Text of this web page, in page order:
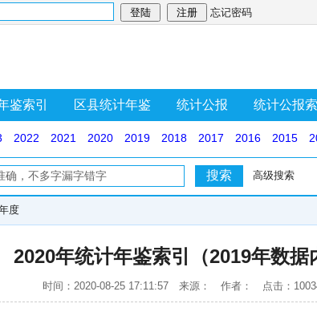
忘记密码
鉴索引 区县统计年鉴 统计公报 统计公报索
2022 2021 2020 2019 2018 2017 2016 2015
高级搜索
度
2020年统计年鉴索引（2019年数据
时间：2020-08-25 17:11:57 来源： 作者： 点击：